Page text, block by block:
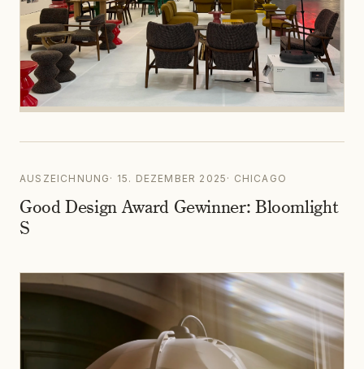
AUSZEICHNUNG · 15. DEZEMBER 2025 · CHICAGO
Good Design Award Gewinner: Bloomlight
S